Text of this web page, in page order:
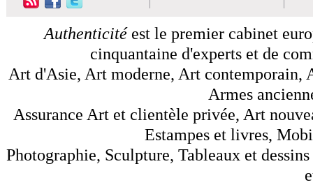
Authenticitéest le premier cabinet
cinquantaine d'experts et de
Art d'Asie, Art moderne, Art contemporain,
Armes
Assurance Art et clientèle privée, Art
Estampes et livres,
Photographie, Sculpture, Tableaux et